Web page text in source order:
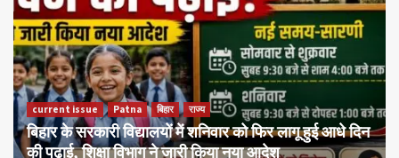
current issue Patna बिहार राज्य
बिहार के सरकारी विद्यालयों में शनिवार को फिर लागू हुई आधे दिन
की पढ़ाई, शिक्षा विभाग ने जारी किया नया आदेश